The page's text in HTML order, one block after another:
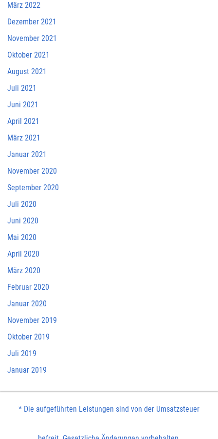
März 2022
Dezember 2021
November 2021
Oktober 2021
August 2021
Juli 2021
Juni 2021
April 2021
März 2021
Januar 2021
November 2020
September 2020
Juli 2020
Juni 2020
Mai 2020
April 2020
März 2020
Februar 2020
Januar 2020
November 2019
Oktober 2019
Juli 2019
Januar 2019
* Die aufgeführten Leistungen sind von der Umsatzsteuer